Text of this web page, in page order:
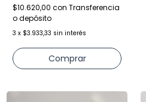
$10.620,00 con Transferencia
o depósito
3 x $3.933,33 sin interés
Comprar